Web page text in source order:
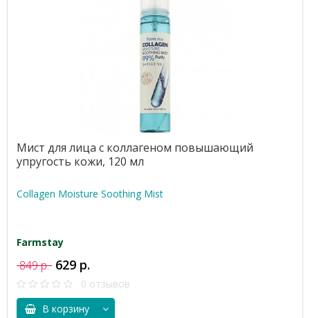
Мист для лица с коллагеном повышающий
упругость кожи, 120 мл
Collagen Moisture Soothing Mist
Farmstay
849 р. 629 р.
0 отзывов
В корзину